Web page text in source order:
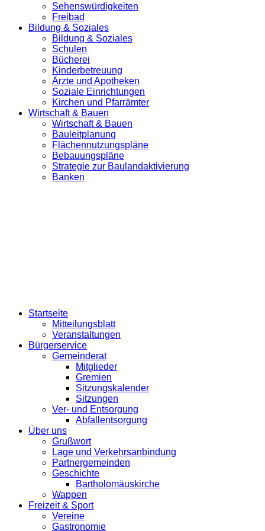
Sehenswürdigkeiten
Freibad
Bildung & Soziales
Bildung & Soziales
Schulen
Bücherei
Kinderbetreuung
Ärzte und Apotheken
Soziale Einrichtungen
Kirchen und Pfarrämter
Wirtschaft & Bauen
Wirtschaft & Bauen
Bauleitplanung
Flächennutzungspläne
Bebauungspläne
Strategie zur Baulandaktivierung
Banken
Startseite
Mitteilungsblatt
Veranstaltungen
Bürgerservice
Gemeinderat
Mitglieder
Gremien
Sitzungskalender
Sitzungen
Ver- und Entsorgung
Abfallentsorgung
Über uns
Grußwort
Lage und Verkehrsanbindung
Partnergemeinden
Geschichte
Bartholomäuskirche
Wappen
Freizeit & Sport
Vereine
Gastronomie